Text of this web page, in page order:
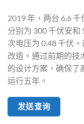
2019 年，两台 6.6
分别为 300 千伏安和
次电压为 0.48 千伏
改造。通过前期的技
的设计方案，确保了
运行五年。
发送查询